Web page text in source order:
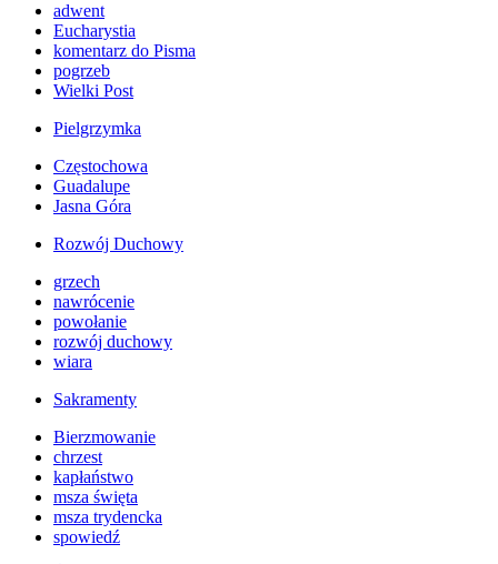
adwent
Eucharystia
komentarz do Pisma
pogrzeb
Wielki Post
Pielgrzymka
Częstochowa
Guadalupe
Jasna Góra
Rozwój Duchowy
grzech
nawrócenie
powołanie
rozwój duchowy
wiara
Sakramenty
Bierzmowanie
chrzest
kapłaństwo
msza święta
msza trydencka
spowiedź